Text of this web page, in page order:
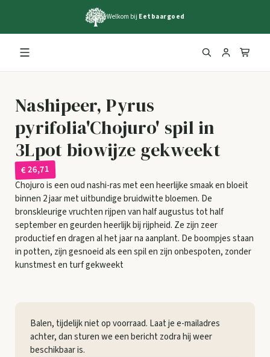
Welkom bij Eetbaargoed
Nashipeer, Pyrus
pyrifolia'Chojuro' spil in
3Lpot biowijze gekweekt
€ 26,71
Chojuro is een oud nashi-ras met een heerlijke smaak en bloeit
binnen 2 jaar met uitbundige bruidwitte bloemen. De
bronskleurige vruchten rijpen van half augustus tot half
september en geurden heerlijk bij rijpheid. Ze zijn zeer
productief en dragen al het jaar na aanplant. De boompjes staan
in potten, zijn gesnoeid als een spil en zijn onbespoten, zonder
kunstmest en turf gekweekt
Balen, tijdelijk niet op voorraad. Laat je e-mailadres
achter, dan sturen we een bericht zodra hij weer
beschikbaar is.